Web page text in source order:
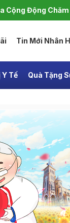
Cộng Động
Tin Mới Nhân
Y Tế Quà Tặng